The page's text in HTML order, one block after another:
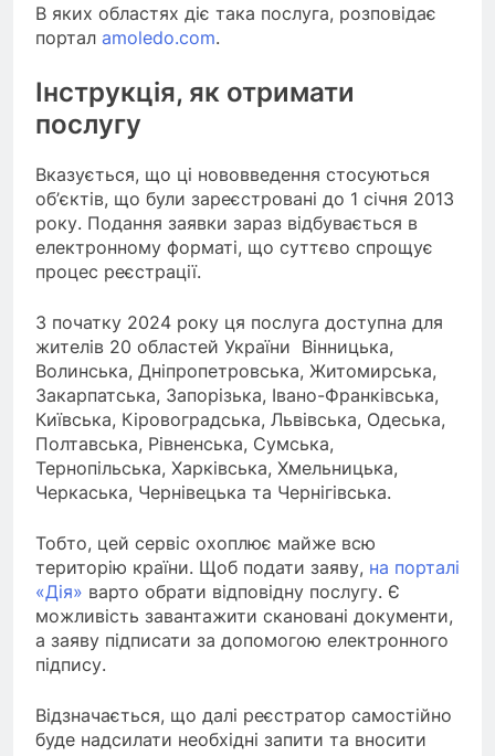
В яких областях діє така послуга, розповідає
портал amoledo.com.
Інструкція, як отримати
послугу
Вказується, що ці нововведення стосуються
об’єктів, що були зареєстровані до 1 січня 2013
року. Подання заявки зараз відбувається в
електронному форматі, що суттєво спрощує
процес реєстрації.
З початку 2024 року ця послуга доступна для
жителів 20 областей України Вінницька,
Волинська, Дніпропетровська, Житомирська,
Закарпатська, Запорізька, Івано-Франківська,
Київська, Кіровоградська, Львівська, Одеська,
Полтавська, Рівненська, Сумська,
Тернопільська, Харківська, Хмельницька,
Черкаська, Чернівецька та Чернігівська.
Тобто, цей сервіс охоплює майже всю
територію країни. Щоб подати заяву, на порталі
«Дія» варто обрати відповідну послугу. Є
можливість завантажити скановані документи,
а заяву підписати за допомогою електронного
підпису.
Відзначається, що далі реєстратор самостійно
буде надсилати необхідні запити та вносити